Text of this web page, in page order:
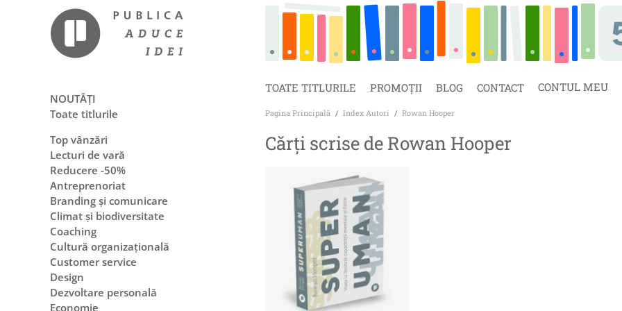
CONTUL MEU
TOATE TITLURILE PROMOȚII BLOG CONTACT
Pagina Principală / Index Autori / Rowan Hooper
Cărți scrise de Rowan Hooper
NOUTĂȚI
Toate titlurile
Top vânzări
Lecturi de vară
Reducere -50%
Antreprenoriat
Branding și comunicare
Climat și biodiversitate
Coaching
Cultură organizațională
Customer service
Design
Dezvoltare personală
Economie